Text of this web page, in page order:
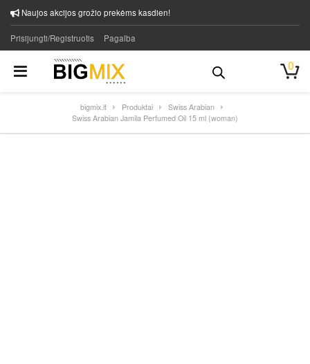
Naujos akcijos grožio prekėms kasdien!
Prisijungti/Registruotis Pagalba
0
bigmix.lt Produktai
Swiss Arabian
Swiss Arabian Jamila Perfumed Oil 15 ml (woman)